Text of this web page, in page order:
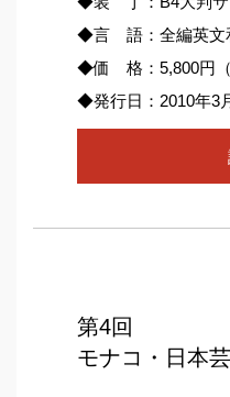
◆言 語：全編英文
◆価 格：5,800円（
◆発行日：2010年3
第4回
モナコ・日本